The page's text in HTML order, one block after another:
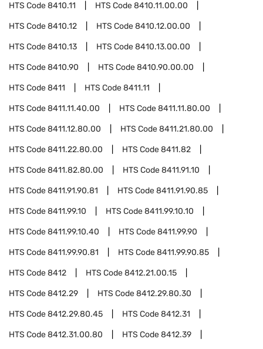
HTS Code8410.11 HTS Code8410.11.00.00
HTS Code8410.12 HTS Code8410.12.00.00
HTS Code8410.13 HTS Code8410.13.00.00
HTS Code8410.90 HTS Code8410.90.00.00
HTS Code8411 HTS Code8411.11
HTS Code8411.11.40.00 HTS Code8411.11.80.00
HTS Code8411.12.80.00 HTS Code8411.21.80.00
HTS Code8411.22.80.00 HTS Code8411.82
HTS Code8411.82.80.00 HTS Code8411.91.10
HTS Code8411.91.90.81 HTS Code8411.91.90.85
HTS Code8411.99.10 HTS Code8411.99.10.10
HTS Code8411.99.10.40 HTS Code8411.99.90
HTS Code8411.99.90.81 HTS Code8411.99.90.85
HTS Code8412 HTS Code8412.21.00.15
HTS Code8412.29 HTS Code8412.29.80.30
HTS Code8412.29.80.45 HTS Code8412.31
HTS Code8412.31.00.80 HTS Code8412.39